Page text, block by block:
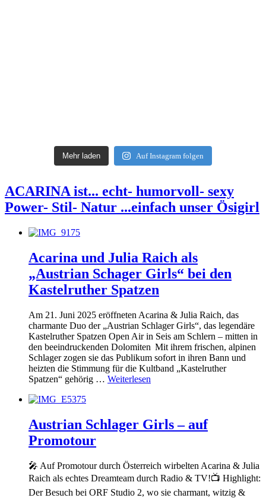
Mehr laden Auf Instagram folgen
ACARINA ist... echt- humorvoll- sexy
Power- Stil- Natur ...einfach unser Ösigirl
Acarina und Julia Raich als
„Austrian Schager Girls“ bei den
Kastelruther Spatzen
Am 21. Juni 2025 eröffneten Acarina & Julia Raich, das
charmante Duo der „Austrian Schlager Girls“, das legendäre
Kastelruther Spatzen Open Air in Seis am Schlern – mitten in
den beeindruckenden Dolomiten Mit ihrem frischen, alpinen
Schlager zogen sie das Publikum sofort in ihren Bann und
heizten die Stimmung für die Kultband „Kastelruther
Spatzen“ gehörig … Weiterlesen
Austrian Schlager Girls – auf
Promotour
🎤 Auf Promotour durch Österreich wirbelten Acarina & Julia
Raich als echtes Dreamteam durch Radio & TV!📺 Highlight:
Der Besuch bei ORF Studio 2, wo sie charmant, witzig &